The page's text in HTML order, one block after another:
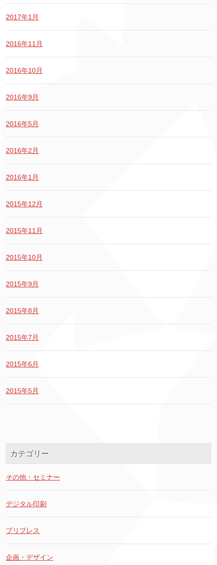
2017年1月
2016年11月
2016年10月
2016年9月
2016年5月
2016年2月
2016年1月
2015年12月
2015年11月
2015年10月
2015年9月
2015年8月
2015年7月
2015年6月
2015年5月
カテゴリー
その他・セミナー
デジタル印刷
プリプレス
企画・デザイン